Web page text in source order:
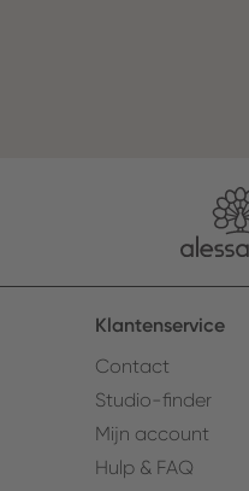
Klantenservice
Contact
Studio-finder
Mijn account
Hulp & FAQ